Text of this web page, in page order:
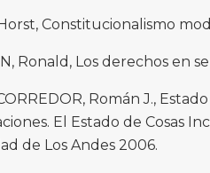
Constitucionalismo
Ronald, Los derechos en
Román J.,
El Estado de Cosas
de Los Andes 2006.